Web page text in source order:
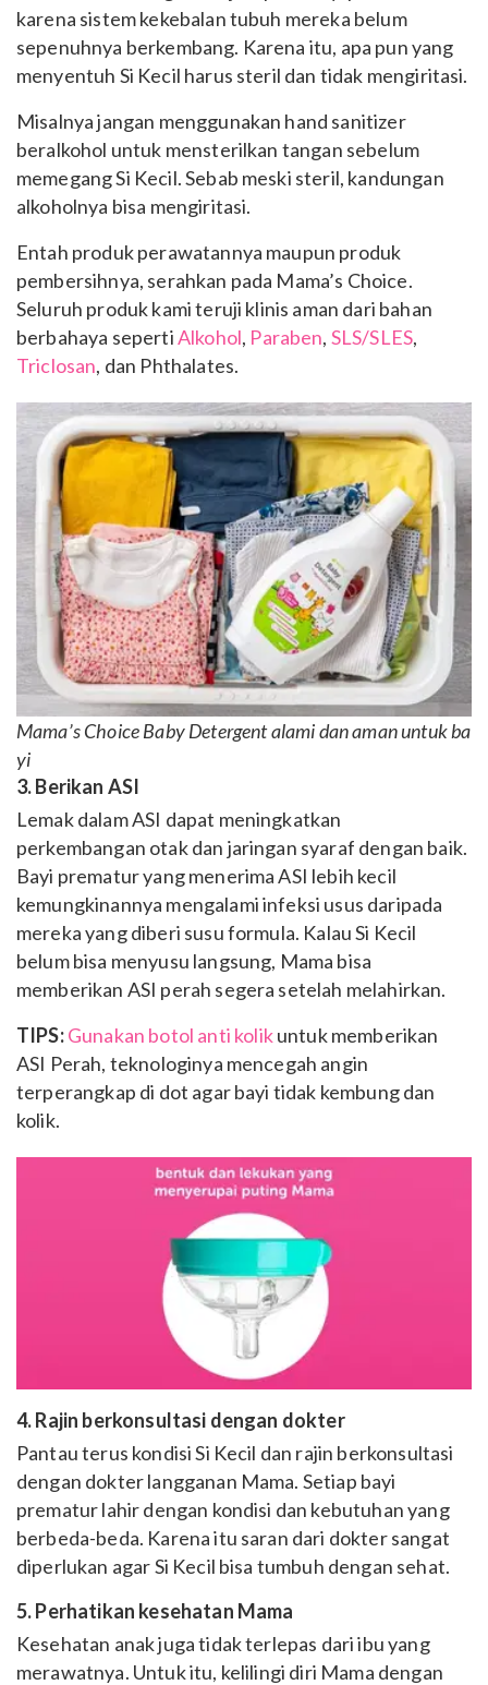
karena sistem kekebalan tubuh mereka belum
sepenuhnya berkembang. Karena itu, apa pun yang
menyentuh Si Kecil harus steril dan tidak mengiritasi.
Misalnya jangan menggunakan hand sanitizer
beralkohol untuk mensterilkan tangan sebelum
memegang Si Kecil. Sebab meski steril, kandungan
alkoholnya bisa mengiritasi.
Entah produk perawatannya maupun produk
pembersihnya, serahkan pada Mama’s Choice.
Seluruh produk kami teruji klinis aman dari bahan
berbahaya sepertiAlkohol, Paraben, SLS/SLES,
Triclosan, dan Phthalates.
Mama’s Choice Baby Detergent alami dan aman untuk ba
yi
3. Berikan ASI
Lemak dalam ASI dapat meningkatkan
perkembangan otak dan jaringan syaraf dengan baik.
Bayi prematur yang menerima ASI lebih kecil
kemungkinannya mengalami infeksi usus daripada
mereka yang diberi susu formula. Kalau Si Kecil
belum bisa menyusu langsung, Mama bisa
memberikan ASI perah segera setelah melahirkan.
TIPS:Gunakan botol anti kolikuntuk memberikan
ASI Perah, teknologinya mencegah angin
terperangkap di dot agar bayi tidak kembung dan
kolik.
4. Rajin berkonsultasi dengan dokter
Pantau terus kondisi Si Kecil dan rajin berkonsultasi
dengan dokter langganan Mama. Setiap bayi
prematur lahir dengan kondisi dan kebutuhan yang
berbeda-beda. Karena itu saran dari dokter sangat
diperlukan agar Si Kecil bisa tumbuh dengan sehat.
5. Perhatikan kesehatan Mama
Kesehatan anak juga tidak terlepas dari ibu yang
merawatnya. Untuk itu, kelilingi diri Mama dengan